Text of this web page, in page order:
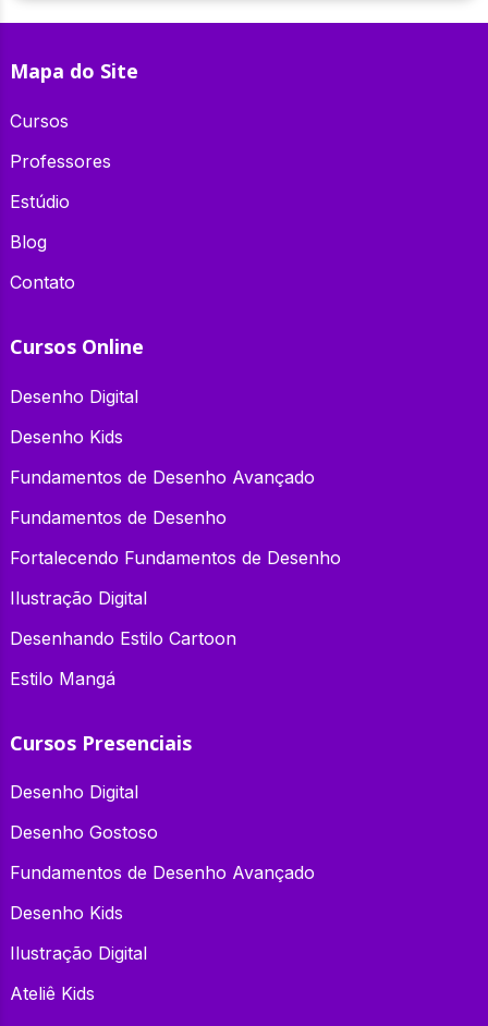
Mapa do Site
Cursos
Professores
Estúdio
Blog
Contato
Cursos Online
Desenho Digital
Desenho Kids
Fundamentos de Desenho Avançado
Fundamentos de Desenho
Fortalecendo Fundamentos de Desenho
Ilustração Digital
Desenhando Estilo Cartoon
Estilo Mangá
Cursos Presenciais
Desenho Digital
Desenho Gostoso
Fundamentos de Desenho Avançado
Desenho Kids
Ilustração Digital
Ateliê Kids